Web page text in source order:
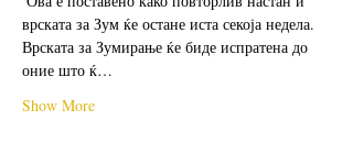
врската за Зум ќе остане иста секоја недела.
Врската за Зумирање ќе биде испратена до
оние што ќ…
Show More